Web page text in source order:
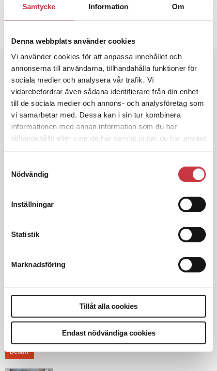
Samtycke Information Om
Denna webbplats använder cookies
Vi använder cookies för att anpassa innehållet och
annonserna till användarna, tillhandahålla funktioner för
sociala medier och analysera vår trafik. Vi
vidarebefordrar även sådana identifierare från din enhet
till de sociala medier och annons- och analysföretag som
vi samarbetar med. Dessa kan i sin tur kombinera
informationen med annan information som du har
tillhandahållit eller som de har samlat in när du har använt
deras tjänster.
Nödvändig
Inställningar
Statistik
Marknadsföring
Tillåt alla cookies
Endast nödvändiga cookies
20 februari 2014
3 juni 2026
Klart: Ingångslönen höjs med 2 300
kronor
4 juni 2026
Insändare:Miljoner i sjön –
– nu ska han lära sig grunderna
4 juni 2026
att rättas till”
Debatt